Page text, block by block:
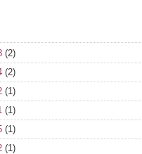
(2)
(2)
(1)
(1)
(1)
(1)